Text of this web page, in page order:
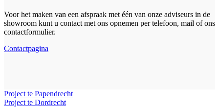
Voor het maken van een afspraak met één van onze adviseurs in de
showroom kunt u contact met ons opnemen per telefoon, mail of ons
contactformulier.
Contactpagina
Project te Papendrecht
Project te Dordrecht